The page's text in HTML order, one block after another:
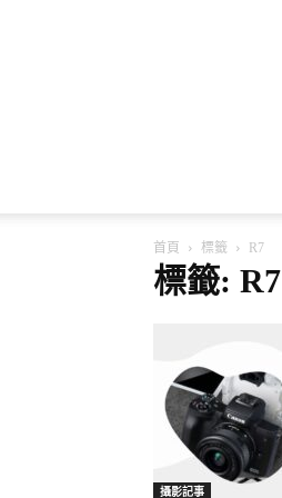
首頁 標籤 R7
標籤: R7
攝影記事